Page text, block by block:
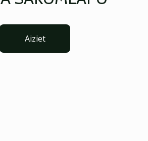
Aiziet